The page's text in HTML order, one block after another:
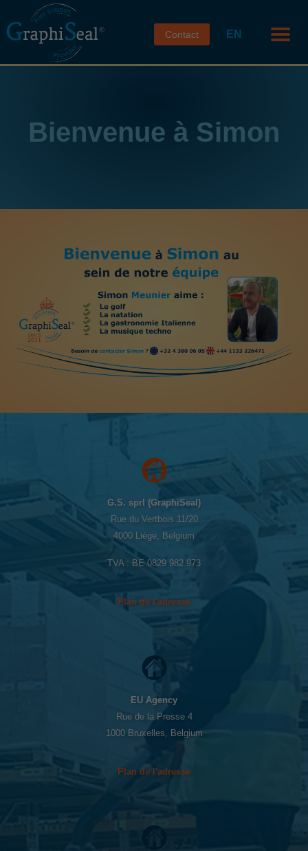
Contact EN
Bienvenue à Simon
G.S. sprl (GraphiSeal)
Rue du Vertbois 11/20
4000 Liège, Belgium
TVA : BE 0829 982 973
Plan de l'adresse
EU Agency
Rue de la Presse 4
1000 Bruxelles, Belgium
Plan de l'adresse